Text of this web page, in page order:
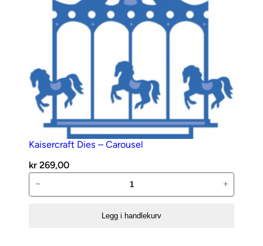
Kaisercraft Dies – Carousel
kr 269,00
Dies
− +
Legg i handlekurv